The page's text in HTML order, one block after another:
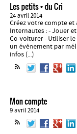
Les petits + du Cri
24 avril 2014
Créez votre compte et
Internautes : - Jouer
Co-voiturer - Utiliser
un évènement par
infos (...)
Mon compte
9 avril 2014